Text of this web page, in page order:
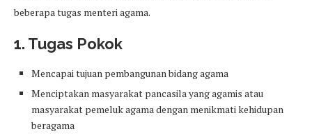
beberapa tugas menteri agama.
1. Tugas Pokok
Mencapai tujuan pembangunan bidang agama
Menciptakan masyarakat pancasila yang agamis atau
masyarakat pemeluk agama dengan menikmati kehidupan
beragama